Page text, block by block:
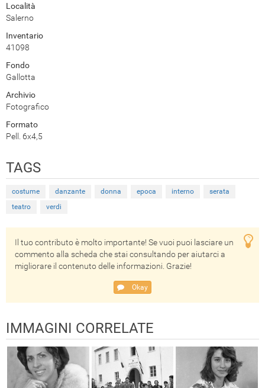
Località
Salerno
Inventario
41098
Fondo
Gallotta
Archivio
Fotografico
Formato
Pell. 6x4,5
TAGS
costume danzante donna epoca interno
serata
teatro
verdi
Il tuo contributo è molto importante! Se vuoi puoi lasciare un
commento alla scheda che stai consultando per aiutarci a
migliorare il contenuto delle informazioni. Grazie!
Okay
IMMAGINI CORRELATE